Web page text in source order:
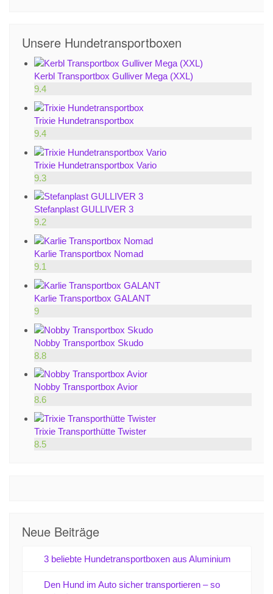
Unsere Hundetransportboxen
Kerbl Transportbox Gulliver Mega (XXL)
9.4
Trixie Hundetransportbox
9.4
Trixie Hundetransportbox Vario
9.3
Stefanplast GULLIVER 3
9.2
Karlie Transportbox Nomad
9.1
Karlie Transportbox GALANT
9
Nobby Transportbox Skudo
8.8
Nobby Transportbox Avior
8.6
Trixie Transporthütte Twister
8.5
Neue Beiträge
3 beliebte Hundetransportboxen aus Aluminium
Den Hund im Auto sicher transportieren – so